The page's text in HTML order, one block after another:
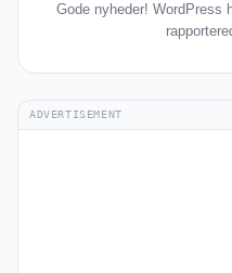
Gode nyheder! WordPress
ADVERTISEMENT